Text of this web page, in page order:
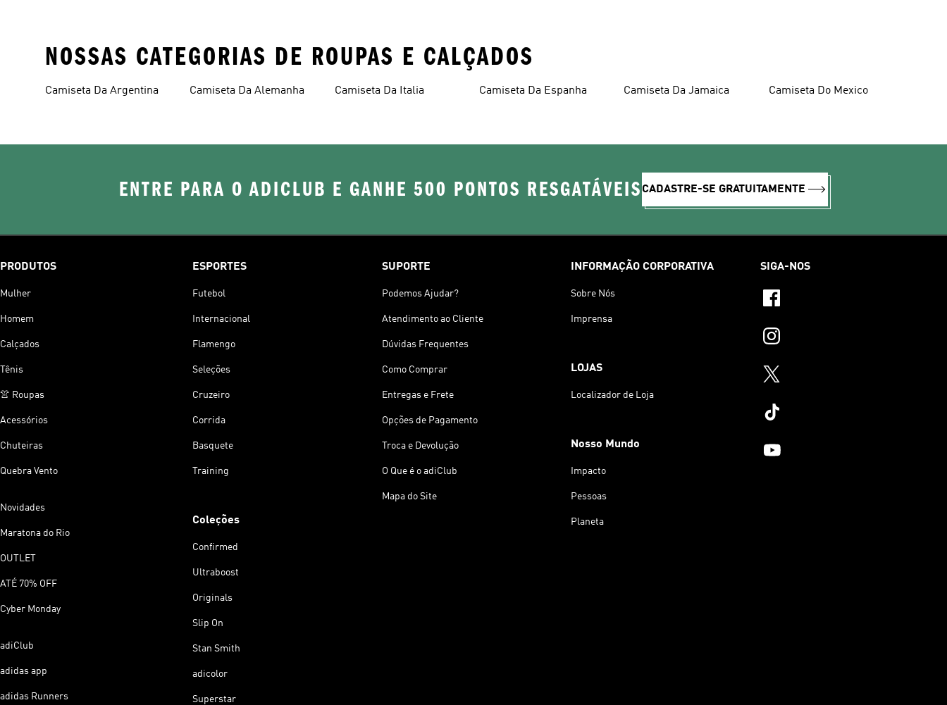
NOSSAS CATEGORIAS DE ROUPAS E CALÇADOS
Camiseta Da Argentina Camiseta Da Alemanha Camiseta Da Italia Camiseta Da Espanha Camiseta Da Jamaica Camiseta Do Mexico
ENTRE PARA O ADICLUB E GANHE 500 PONTOS RESGATÁVEIS CADASTRE-SE GRATUITAMENTE
PRODUTOS
Mulher
Homem
Calçados
Tênis
👚 Roupas
Acessórios
Chuteiras
Quebra Vento
Novidades
Maratona do Rio
OUTLET
ATÉ 70% OFF
Cyber Monday
adiClub
adidas app
adidas Runners
ESPORTES
Futebol
Internacional
Flamengo
Seleções
Cruzeiro
Corrida
Basquete
Training
Coleções
Confirmed
Ultraboost
Originals
Slip On
Stan Smith
adicolor
Superstar
SUPORTE
Podemos Ajudar?
Atendimento ao Cliente
Dúvidas Frequentes
Como Comprar
Entregas e Frete
Opções de Pagamento
Troca e Devolução
O Que é o adiClub
Mapa do Site
INFORMAÇÃO CORPORATIVA
Sobre Nós
Imprensa
LOJAS
Localizador de Loja
Nosso Mundo
Impacto
Pessoas
Planeta
SIGA-NOS